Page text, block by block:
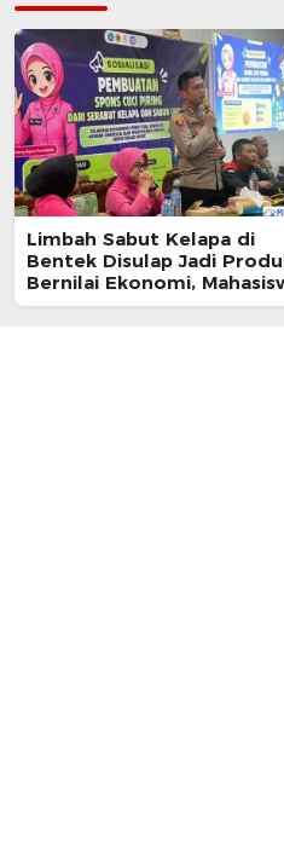
Limbah Sabut Kelapa di
Bentek Disulap Jadi
Bernilai Ekonomi,
KKN Gandeng Warga